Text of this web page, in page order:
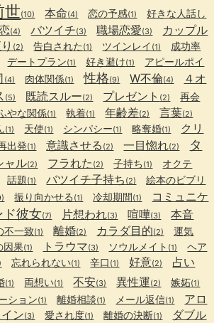
世(10) 本命(4) 恋の予感(1)
好きな人話し
(4) バツイチ(3) 職場恋愛(3) カップル
(2) 告白された (1) ツインレイ (1) 成功率
デートプラン(1) 好き避け(1)
アピールポイ
(4) 肉体関係(1) 性格(9) W不倫(4)
４オ
(5) 既読スルー(2) プレゼント (2) 再会
やな関係(1) 執着(1) 年齢差(2) 言葉(2)
(1) 天使(1) シンパシー(1) 略奪婚(1)
クリ
出発(1) 意識させる (2) 一目惚れ(2)
タ
ャル(2) フラれた (2) 子持ち(1) オクテ
話題(1) バツイチ子持ち (2)
絵本のビブリ
振り向かせる (1) 冷却期間(1)
コミュニケ
ド彼女(7) 片想われ(3) 喧嘩(3) 本音
不一致(1) 離婚(2) カラダ目的(2) 運気
因果(1) トラウマ(3) ソウルメイト (1)
ヘア
忘れられない(1) 辛口 (1) 好意(2) 占い
(1) 両想い(1) 不安(3) 異性運(2) 嫉妬(1)
ション(1) 離婚相談(1) メール返信(1)
アロ
ン(3) 愛され度(1) 離婚の決断(1)
ダブル